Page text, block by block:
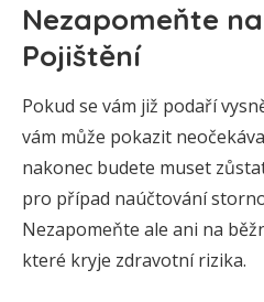
Nezapomeňte
Pojištění
Pokud se vám již podaří
vám může pokazit
nakonec budete muset
pro případ naúčtování
Nezapomeňte ale ani na
které kryje zdravotní rizika.